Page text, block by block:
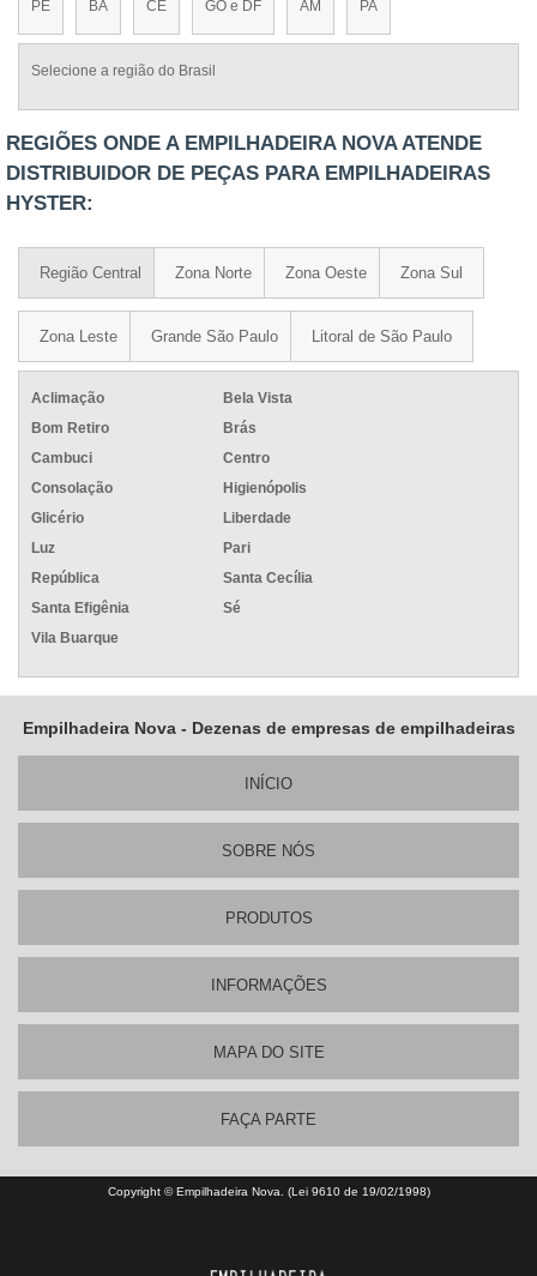
PE BA CE GO e DF AM PA
Selecione a região do Brasil
REGIÕES ONDE A EMPILHADEIRA NOVA ATENDE
DISTRIBUIDOR DE PEÇAS PARA EMPILHADEIRAS
HYSTER:
Região Central Zona Norte Zona Oeste Zona Sul
Zona Leste Grande São Paulo Litoral de São Paulo
Aclimação
Bela Vista
Bom Retiro
Brás
Cambuci
Centro
Consolação
Higienópolis
Glicério
Liberdade
Luz
Pari
República
Santa Cecília
Santa Efigênia
Sé
Vila Buarque
Empilhadeira Nova - Dezenas de empresas de empilhadeiras
INÍ­CIO
SOBRE NÓS
PRODUTOS
INFORMAÇÕES
MAPA DO SITE
FAÇA PARTE
Copyright © Empilhadeira Nova. (Lei 9610 de 19/02/1998)